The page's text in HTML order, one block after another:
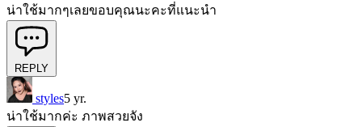
น่าใช้มากๆเลยขอบคุณนะคะที่แนะนำ
REPLY
styles5 yr.
น่าใช้มากค่ะ ภาพสวยจัง